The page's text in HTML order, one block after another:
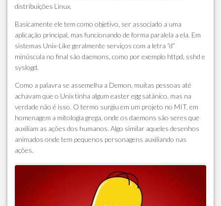
distribuições Linux.
Basicamente ele tem como objetivo, ser associado a uma
aplicação principal, mas funcionando de forma paralela a ela. Em
sistemas Unix-Like geralmente serviços com a letra “d”
minúscula no final são daemons, como por exemplo httpd, sshd e
syslogd.
Como a palavra se assemelha a Demon, muitas pessoas até
achavam que o Unix tinha algum easter egg satânico, mas na
verdade não é isso. O termo surgiu em um projeto no MIT, em
homenagem a mitologia grega, onde os daemons são seres que
auxiliam as ações dos humanos. Algo similar aqueles desenhos
animados onde tem pequenos personagens auxiliando nas
ações.